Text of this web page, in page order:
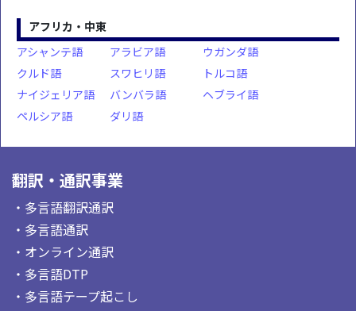
アフリカ・中東
アシャンテ語
アラビア語
ウガンダ語
クルド語
スワヒリ語
トルコ語
ナイジェリア語
バンバラ語
ヘブライ語
ペルシア語
ダリ語